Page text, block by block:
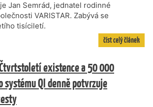
Jan Semrád, jednatel rodinné
VARISTAR. Zabývá se
tisíciletí.
číst celý článek
existence a 50 000
systému QI denně potvrzuje